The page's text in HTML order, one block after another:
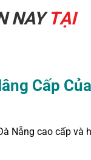
NAYTẠI
Cấp Của
Nẵng cao cấp và